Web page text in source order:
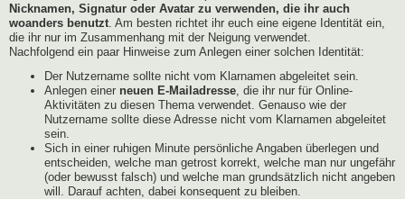
Nicknamen, Signatur oder Avatar zu verwenden, die ihr auch
woanders benutzt. Am besten richtet ihr euch eine eigene Identität ein,
die ihr nur im Zusammenhang mit der Neigung verwendet.
Nachfolgend ein paar Hinweise zum Anlegen einer solchen Identität:
Der Nutzername sollte nicht vom Klarnamen abgeleitet sein.
Anlegen einer neuen E-Mailadresse , die ihr nur für Online-
Aktivitäten zu diesen Thema verwendet. Genauso wie der
Nutzername sollte diese Adresse nicht vom Klarnamen abgeleitet
sein.
Sich in einer ruhigen Minute persönliche Angaben überlegen und
entscheiden, welche man getrost korrekt, welche man nur ungefähr
(oder bewusst falsch) und welche man grundsätzlich nicht angeben
will. Darauf achten, dabei konsequent zu bleiben.